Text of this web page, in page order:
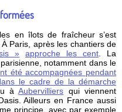
en îlots de fraîcheur s’est
Paris, après les chantiers de
» approche les cent. La
notamment dans le
été accompagnées pendant
le cadre de la démarche
àAubervilliers qui viennent
Ailleurs en France aussi
principe, avec par exemple